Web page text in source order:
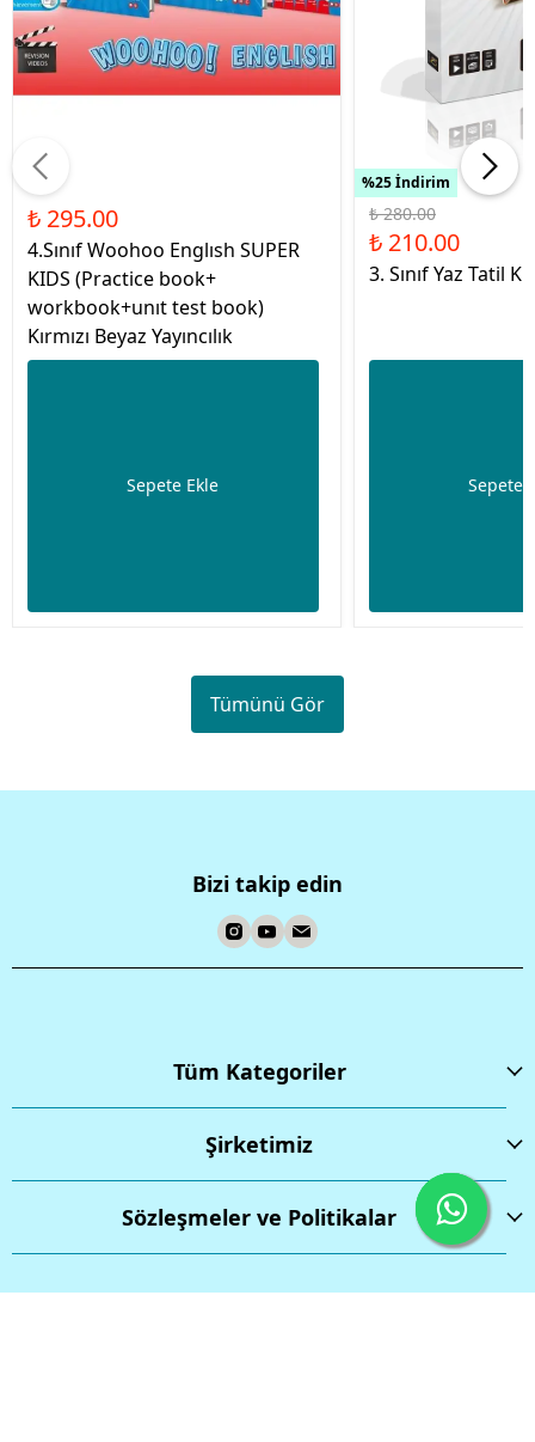
₺ 295.00
4.Sınıf Woohoo Englısh SUPER
KIDS (Practice book+
workbook+unıt test book)
Kırmızı Beyaz Yayıncılık
Sepete Ekle
%25 İndirim
₺ 280.00
₺ 210.00
3. Sınıf Yaz Tatil
Sepete
Tümünü Gör
Bizi takip edin
Tüm Kategoriler
Şirketimiz
Sözleşmeler ve Politikalar